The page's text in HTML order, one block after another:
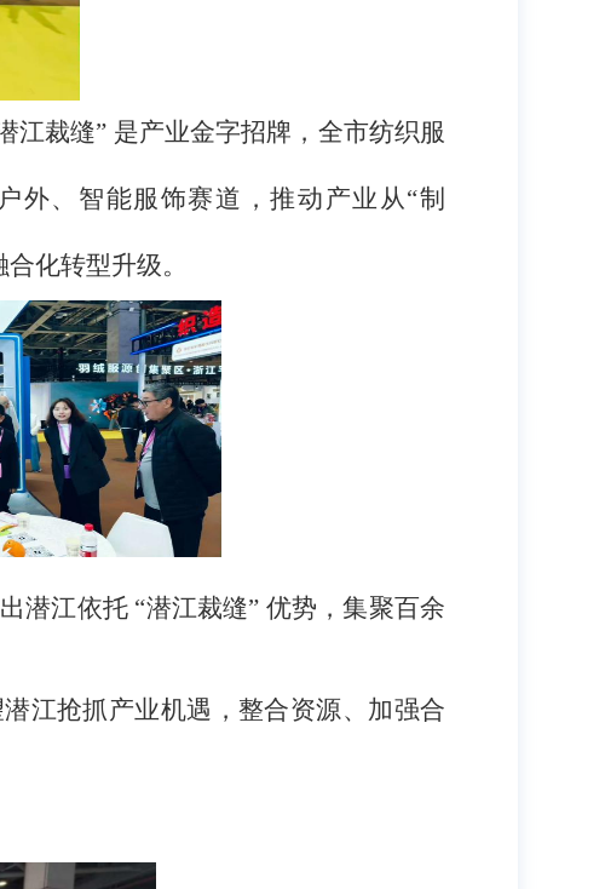
江裁缝” 是产业金字招牌，全市纺织服
外、智能服饰赛道，推动产业从“制
化转型升级。
潜江依托 “潜江裁缝” 优势，集聚百余
江抢抓产业机遇，整合资源、加强合